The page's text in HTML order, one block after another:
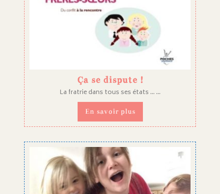
Ça se dispute !
La fratrie dans tous ses états ... ...
En savoir plus